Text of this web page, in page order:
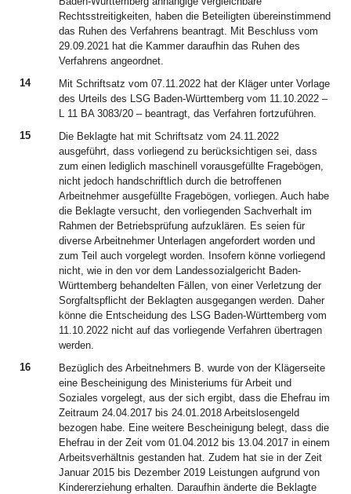
Rechtsstreitigkeiten, haben die Beteiligten übereinstimmend
das Ruhen des Verfahrens beantragt. Mit Beschluss vom
29.09.2021 hat die Kammer daraufhin das Ruhen des
Verfahrens angeordnet.
14
Mit Schriftsatz vom 07.11.2022 hat der Kläger unter Vorlage
des Urteils des LSG Baden-Württemberg vom 11.10.2022 –
L 11 BA 3083/20 – beantragt, das Verfahren fortzuführen.
15
Die Beklagte hat mit Schriftsatz vom 24.11.2022
ausgeführt, dass vorliegend zu berücksichtigen sei, dass
zum einen lediglich maschinell vorausgefüllte Fragebögen,
nicht jedoch handschriftlich durch die betroffenen
Arbeitnehmer ausgefüllte Fragebögen, vorliegen. Auch habe
die Beklagte versucht, den vorliegenden Sachverhalt im
Rahmen der Betriebsprüfung aufzuklären. Es seien für
diverse Arbeitnehmer Unterlagen angefordert worden und
zum Teil auch vorgelegt worden. Insofern könne vorliegend
nicht, wie in den vor dem Landessozialgericht Baden-
Württemberg behandelten Fällen, von einer Verletzung der
Sorgfaltspflicht der Beklagten ausgegangen werden. Daher
könne die Entscheidung des LSG Baden-Württemberg vom
11.10.2022 nicht auf das vorliegende Verfahren übertragen
werden.
16
Bezüglich des Arbeitnehmers B. wurde von der Klägerseite
eine Bescheinigung des Ministeriums für Arbeit und
Soziales vorgelegt, aus der sich ergibt, dass die Ehefrau im
Zeitraum 24.04.2017 bis 24.01.2018 Arbeitslosengeld
bezogen habe. Eine weitere Bescheinigung belegt, dass die
Ehefrau in der Zeit vom 01.04.2012 bis 13.04.2017 in einem
Arbeitsverhältnis gestanden hat. Zudem hat sie in der Zeit
Januar 2015 bis Dezember 2019 Leistungen aufgrund von
Kindererziehung erhalten. Daraufhin änderte die Beklagte